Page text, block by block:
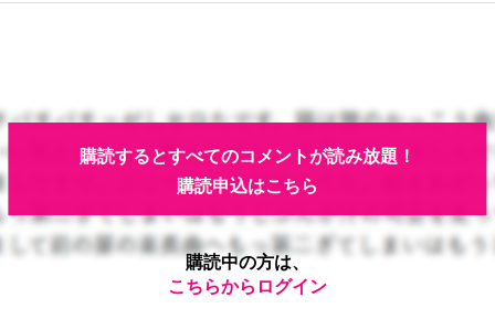
購読するとすべてのコメントが読み放題！
購読申込はこちら
購読中の方は、
こちらからログイン